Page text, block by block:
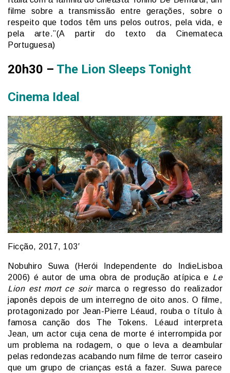
filme sobre a transmissão entre gerações, sobre o
respeito que todos têm uns pelos outros, pela vida, e
pela arte.”(A partir do texto da Cinemateca
Portuguesa)
20h30 – The Lion Sleeps Tonight
Cinema Ideal
Ficção, 2017, 103′
Nobuhiro Suwa (Herói Independente do IndieLisboa
2006) é autor de uma obra de produção atípica e Le
Lion est mort ce soirmarca o regresso do realizador
japonês depois de um interregno de oito anos. O filme,
protagonizado por Jean-Pierre Léaud, rouba o título à
famosa canção dos The Tokens. Léaud interpreta
Jean, um actor cuja cena de morte é interrompida por
um problema na rodagem, o que o leva a deambular
pelas redondezas acabando num filme de terror caseiro
que um grupo de crianças está a fazer. Suwa parece